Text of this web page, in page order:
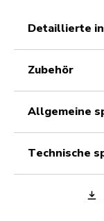
detaillierte
zubehör
allgemeine
technische